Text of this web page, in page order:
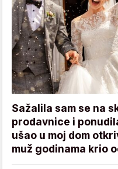
Sažalila sam se na
prodavnice i
ušao u moj dom
muž godinama krio